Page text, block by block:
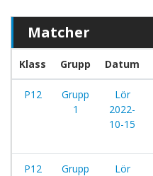
Matcher
Klass Grupp Datum
P12
Grupp
1
Lör
2022-
10-15
P12
Grupp
Lör